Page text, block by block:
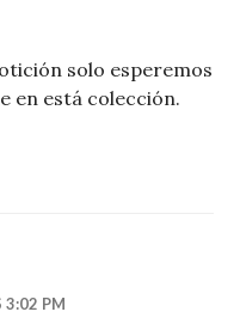
solo esperemos
en está colección.
3:02 PM